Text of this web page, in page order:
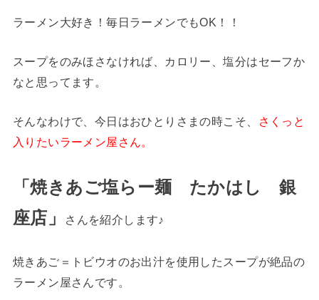
ラーメン大好き！毎日ラーメンでもOK！！
スープをのみほさなければ、カロリー、塩分はセーフか
なと思ってます。
そんなわけで、今日はおひとりさまの時こそ、
さくっと
入りたいラーメン屋さん。
「焼きあご塩らー麺 たかはし 銀
座店」
さんを紹介します♪
焼きあご＝トビウオのお出汁を使用したスープが絶品の
ラーメン屋さんです。